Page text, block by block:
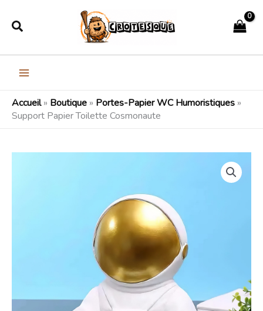
Rechercher
Accueil» Boutique » Portes-Papier WC Humoristiques »
Support Papier Toilette Cosmonaute